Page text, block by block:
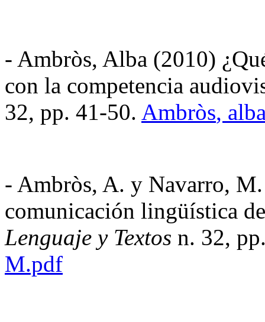
- Ambròs, Alba (2010)
con la competencia
32, pp. 41-50. Ambròs,
- Ambròs, A. y Navarro,
comunicación lingüística
Lenguaje y Textos n. 32,
M.pdf